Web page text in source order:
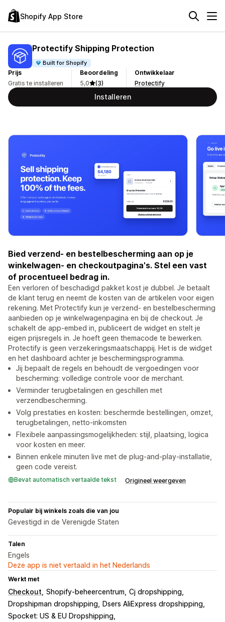
Shopify App Store
Protectify Shipping Protection
Built for Shopify
Prijs
Gratis te installeren
Beoordeling
5,0
(3)
Ontwikkelaar
Protectify
Installeren
Bied verzend- en bestelbescherming aan op je
winkelwagen- en checkoutpagina's. Stel een vast
of procentueel bedrag in.
Een verloren of beschadigd pakket kost je dubbel. Je betaalt
de klant terug en neemt de kosten van de artikelen voor eigen
rekening. Met Protectify kun je verzend- en bestelbescherming
aanbieden op je winkelwagenpagina en bij de checkout. Je
schakelt de app-embed in, publiceert de widget en stelt je
eigen prijsregels in. Je hoeft geen themacode te bewerken.
Protectify is geen verzekeringsmaatschappij. Het is de widget
en het dashboard achter je beschermingsprogramma.
Jij bepaalt de regels en behoudt de vergoedingen voor
bescherming: volledige controle voor de merchant.
Verminder terugbetalingen en geschillen met
verzendbescherming.
Volg prestaties en kosten: beschermde bestellingen, omzet,
terugbetalingen, netto-inkomsten
Flexibele aanpassingsmogelijkheden: stijl, plaatsing, logica
voor kosten en meer.
Binnen enkele minuten live met de plug-and-play-installatie,
geen code vereist.
Bevat automatisch vertaalde tekst Origineel weergeven
Populair bij winkels zoals die van jou
Gevestigd in de Verenigde Staten
Talen
Engels
Deze app is niet vertaald in het Nederlands
Werkt met
Checkout Shopify-beheercentrum Cj dropshipping
Dropshipman dropshipping
Dsers AliExpress dropshipping
Spocket: US & EU Dropshipping